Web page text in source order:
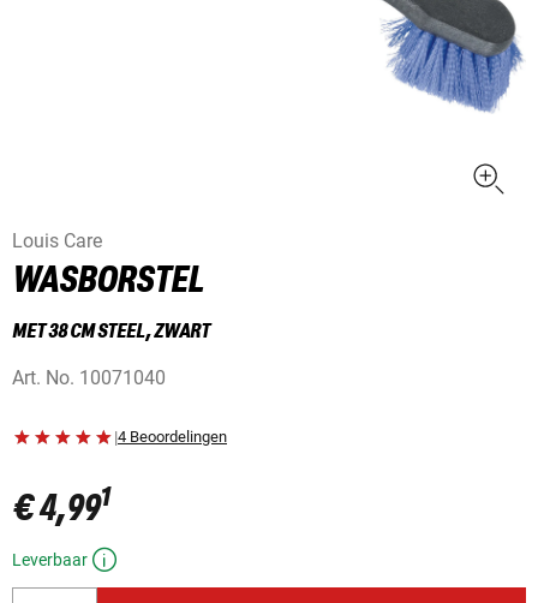
Louis Care
WASBORSTEL
MET 38 CM STEEL, ZWART
Art. No. 10071040
|4 Beoordelingen
€ 4,991
Leverbaar